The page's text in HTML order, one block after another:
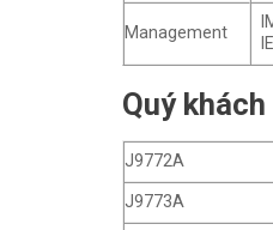
Management
Quý
J9772A
J9773A